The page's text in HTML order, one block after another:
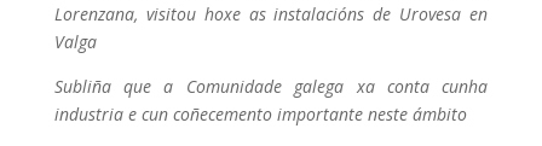
Lorenzana, visitou hoxe as instalacións de Urovesa en
Valga
Subliña que a Comunidade galega xa conta cunha
industria e cun coñecemento importante neste ámbito